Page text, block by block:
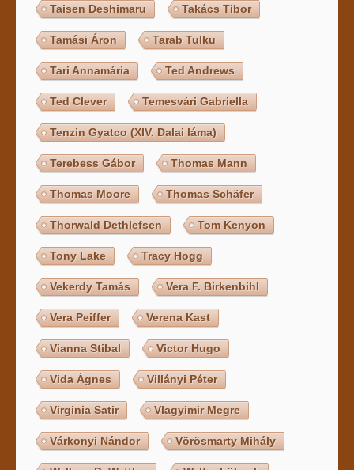
Taisen Deshimaru Takács Tibor
Tamási Áron Tarab Tulku
Tari Annamária Ted Andrews
Ted Clever Temesvári Gabriella
Tenzin Gyatco (XIV. Dalai láma)
Terebess Gábor Thomas Mann
Thomas Moore Thomas Schäfer
Thorwald Dethlefsen Tom Kenyon
Tony Lake Tracy Hogg
Vekerdy Tamás Vera F. Birkenbihl
Vera Peiffer Verena Kast
Vianna Stibal Victor Hugo
Vida Ágnes Villányi Péter
Virginia Satir Vlagyimir Megre
Várkonyi Nándor Vörösmarty Mihály